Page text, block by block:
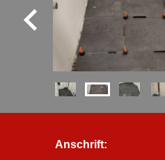
Anschrift: